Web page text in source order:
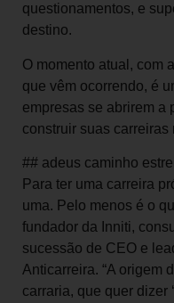
questionamentos, e
destino.
O momento atual, com
que vêm ocorrendo, é
empresas se abrirem a
construir suas carreiras
## adeus caminho
Para ter uma carreira
uma. Pelo menos é o
fundador da Inniti,
sucessão de CEO e
Anticarreira. “A origem
carraria, que quer dizer